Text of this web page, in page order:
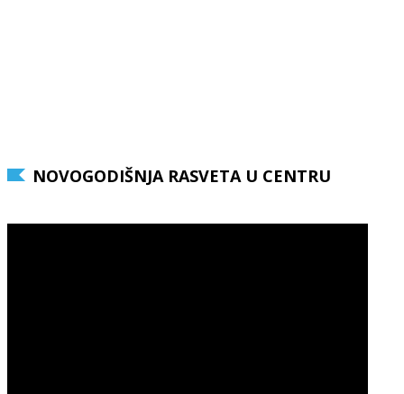
NOVOGODIŠNJA RASVETA U CENTRU